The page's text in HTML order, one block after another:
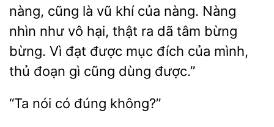
nàng,
là vũ khí của nàng. Nàng
nhìn như vô hại, thật ra dã tâm bừng
bừng. Vì đạt được mục đích của
thủ đoạn gì cũng dùng được.”
có đúng